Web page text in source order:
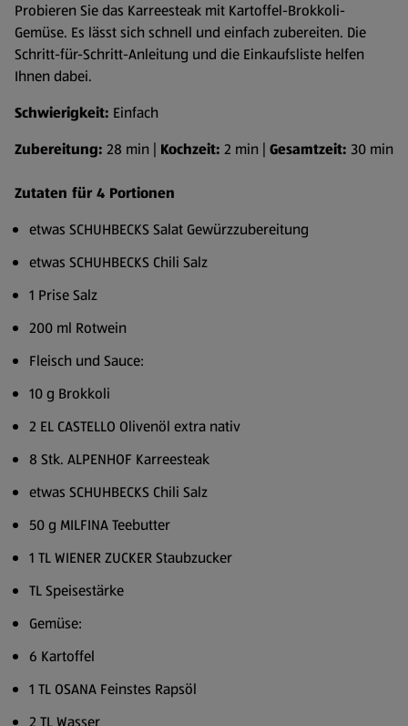
Probieren Sie das Karreesteak mit Kartoffel-Brokkoli-
Gemüse. Es lässt sich schnell und einfach zubereiten. Die
Schritt-für-Schritt-Anleitung und die Einkaufsliste helfen
Ihnen dabei.
Schwierigkeit: Einfach
Zubereitung: 28 min | Kochzeit: 2 min | Gesamtzeit: 30 min
Zutaten für 4 Portionen
etwas SCHUHBECKS Salat Gewürzzubereitung
etwas SCHUHBECKS Chili Salz
1 Prise Salz
200 ml Rotwein
Fleisch und Sauce:
10 g Brokkoli
2 EL CASTELLO Olivenöl extra nativ
8 Stk. ALPENHOF Karreesteak
etwas SCHUHBECKS Chili Salz
50 g MILFINA Teebutter
1 TL WIENER ZUCKER Staubzucker
TL Speisestärke
Gemüse:
6 Kartoffel
1 TL OSANA Feinstes Rapsöl